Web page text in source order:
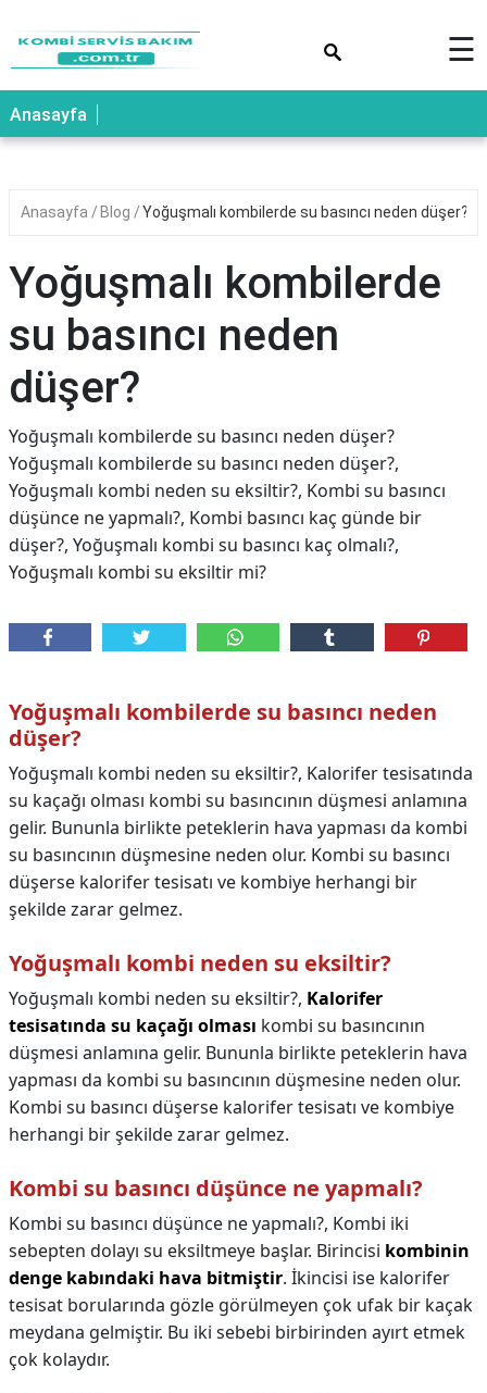
☰
Anasayfa
Anasayfa Blog Yoğuşmalı kombilerde su basıncı neden düşer?
Yoğuşmalı kombilerde
su basıncı neden
düşer?
Yoğuşmalı kombilerde su basıncı neden düşer?
Yoğuşmalı kombilerde su basıncı neden düşer?,
Yoğuşmalı kombi neden su eksiltir?, Kombi su basıncı
düşünce ne yapmalı?, Kombi basıncı kaç günde bir
düşer?, Yoğuşmalı kombi su basıncı kaç olmalı?,
Yoğuşmalı kombi su eksiltir mi?
Yoğuşmalı kombilerde su basıncı neden
düşer?
Yoğuşmalı kombi neden su eksiltir?, Kalorifer tesisatında
su kaçağı olması kombi su basıncının düşmesi anlamına
gelir. Bununla birlikte peteklerin hava yapması da kombi
su basıncının düşmesine neden olur. Kombi su basıncı
düşerse kalorifer tesisatı ve kombiye herhangi bir
şekilde zarar gelmez.
Yoğuşmalı kombi neden su eksiltir?
Yoğuşmalı kombi neden su eksiltir?, Kalorifer
tesisatında su kaçağı olması kombi su basıncının
düşmesi anlamına gelir. Bununla birlikte peteklerin hava
yapması da kombi su basıncının düşmesine neden olur.
Kombi su basıncı düşerse kalorifer tesisatı ve kombiye
herhangi bir şekilde zarar gelmez.
Kombi su basıncı düşünce ne yapmalı?
Kombi su basıncı düşünce ne yapmalı?, Kombi iki
sebepten dolayı su eksiltmeye başlar. Birincisi kombinin
denge kabındaki hava bitmiştir. İkincisi ise kalorifer
tesisat borularında gözle görülmeyen çok ufak bir kaçak
meydana gelmiştir. Bu iki sebebi birbirinden ayırt etmek
çok kolaydır.